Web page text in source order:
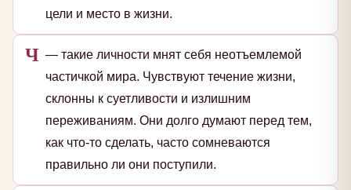
цели и место в жизни.
Ч — такие личности мнят себя неотъемлемой
частичкой мира. Чувствуют течение жизни,
склонны к суетливости и излишним
переживаниям. Они долго думают перед тем,
как что-то сделать, часто сомневаются
правильно ли они поступили.